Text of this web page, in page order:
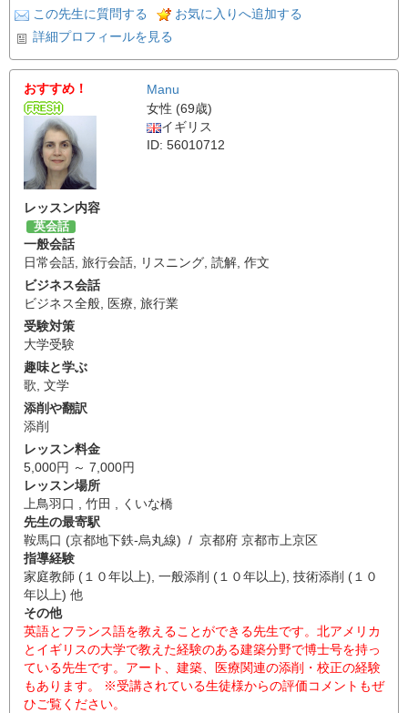
この先生に質問する
お気に入りへ追加する
詳細プロフィールを見る
おすすめ！
Manu
女性 (69歳)
イギリス
ID: 56010712
レッスン内容
英会話
一般会話
日常会話, 旅行会話, リスニング, 読解, 作文
ビジネス会話
ビジネス全般, 医療, 旅行業
受験対策
大学受験
趣味と学ぶ
歌, 文学
添削や翻訳
添削
レッスン料金
5,000円 ～ 7,000円
レッスン場所
上鳥羽口 , 竹田 , くいな橋
先生の最寄駅
鞍馬口 (京都地下鉄-烏丸線) / 京都府 京都市上京区
指導経験
家庭教師 (１０年以上), 一般添削 (１０年以上), 技術添削 (１０
年以上) 他
その他
英語とフランス語を教えることができる先生です。北アメリカ
とイギリスの大学で教えた経験のある建築分野で博士号を持っ
ている先生です。アート、建築、医療関連の添削・校正の経験
もあります。 ※受講されている生徒様からの評価コメントもぜ
ひご覧ください。